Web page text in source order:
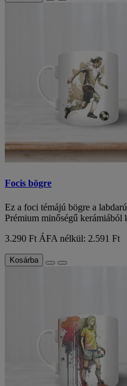
Focis bögre
Ez a foci témájú bögre a
Prémium minőségű kerámiából
3.290 Ft ÁFA nélkül: 2.591 Ft
Kosárba